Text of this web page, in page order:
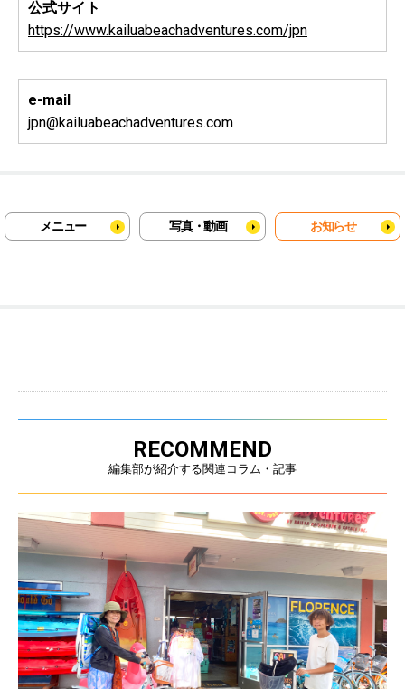
公式サイト
https://www.kailuabeachadventures.com/jpn
e-mail
jpn@kailuabeachadventures.com
メニュー 写真・動画 お知らせ
RECOMMEND
編集部が紹介する関連コラム・記事